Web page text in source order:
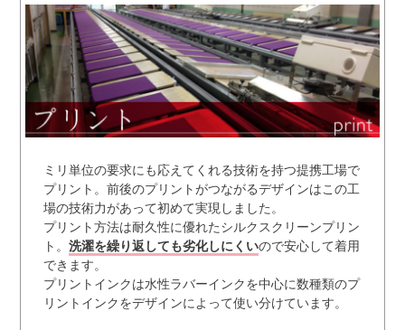
ミリ単位の要求にも応えてくれる技術を持つ提携工場で
プリント。前後のプリントがつながるデザインはこの工
場の技術力があって初めて実現しました。
プリント方法は耐久性に優れたシルクスクリーンプリン
ト。 洗濯を繰り返しても劣化しにくいので安心して着用
できます。
プリントインクは水性ラバーインクを中心に数種類のプ
リントインクをデザインによって使い分けています。